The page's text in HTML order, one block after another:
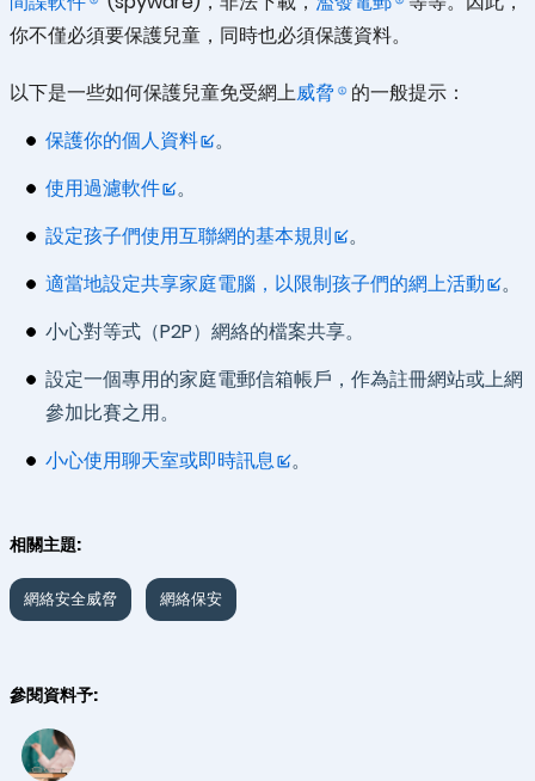
你不僅必須要保護兒童，同時也必須保護資料。
以下是一些如何保護兒童免受網上威脅
的一般提示：
保護你的個人資料
。
使用過濾軟件
。
設定孩子們使用互聯網的基本規則
。
適當地設定共享家庭電腦，以限制孩子們的網上活動
。
小心對等式（P2P）網絡的檔案共享。
設定一個專用的家庭電郵信箱帳戶，作為註冊網站或上網
參加比賽之用。
小心使用聊天室或即時訊息
。
相關主題:
網絡安全威脅 網絡保安
參閱資料予: